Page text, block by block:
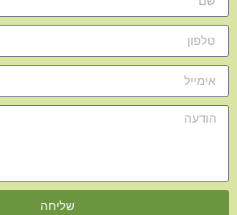
שליחה